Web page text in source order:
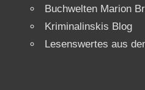
Buchwelten Marion
Kriminalinskis Blog
Lesenswertes aus